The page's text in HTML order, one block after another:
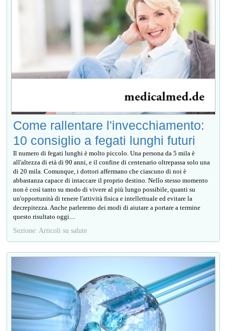
Come rallentare l'invecchiamento:
10 consiglio a fegati lunghi futuri
Il numero di fegati lunghi è molto piccolo. Una persona da 5 mila è
all'altezza di età di 90 anni, e il confine di centenario oltrepassa solo una
di 20 mila. Comunque, i dottori affermano che ciascuno di noi è
abbastanza capace di intaccare il proprio destino. Nello stesso momento
non è così tanto su modo di vivere al più lungo possibile, quanti su
un'opportunità di tenere l'attività fisica e intellettuale ed evitare la
decrepitezza. Anche parleremo dei modi di aiutare a portare a termine
questo risultato oggi....
Sezione: Articoli su salute